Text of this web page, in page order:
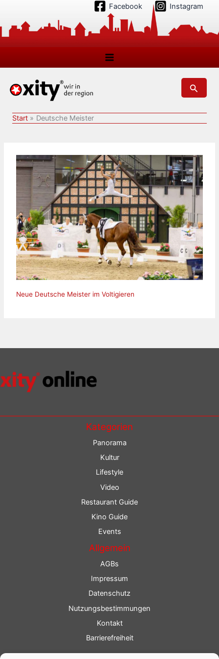
springen
Facebook Instagram
Suchen
Start Deutsche Meister
Neue Deutsche Meister im Voltigieren
Kategorien
Panorama
Kultur
Lifestyle
Video
Restaurant Guide
Kino Guide
Events
Allgemein
AGBs
Impressum
Datenschutz
Nutzungsbestimmungen
Kontakt
Barrierefreiheit